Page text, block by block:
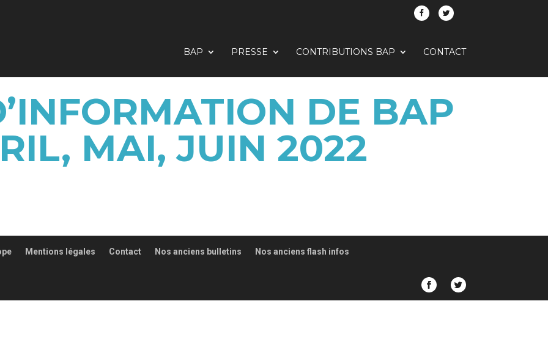
BAP PRESSE CONTRIBUTIONS BAP CONTACT
DE BAP
MAI, JUIN 2022
Mentions légales Contact Nos anciens bulletins Nos anciens flash infos